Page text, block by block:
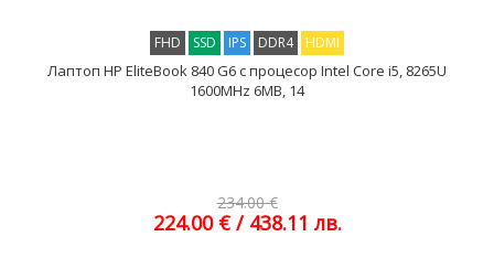
FHD SSD IPS DDR4 HDMI
Лаптоп HP EliteBook 840 G6 с процесор Intel Core i5, 8265U
1600MHz 6MB, 14
234.00 €
224.00 € / 438.11 лв.